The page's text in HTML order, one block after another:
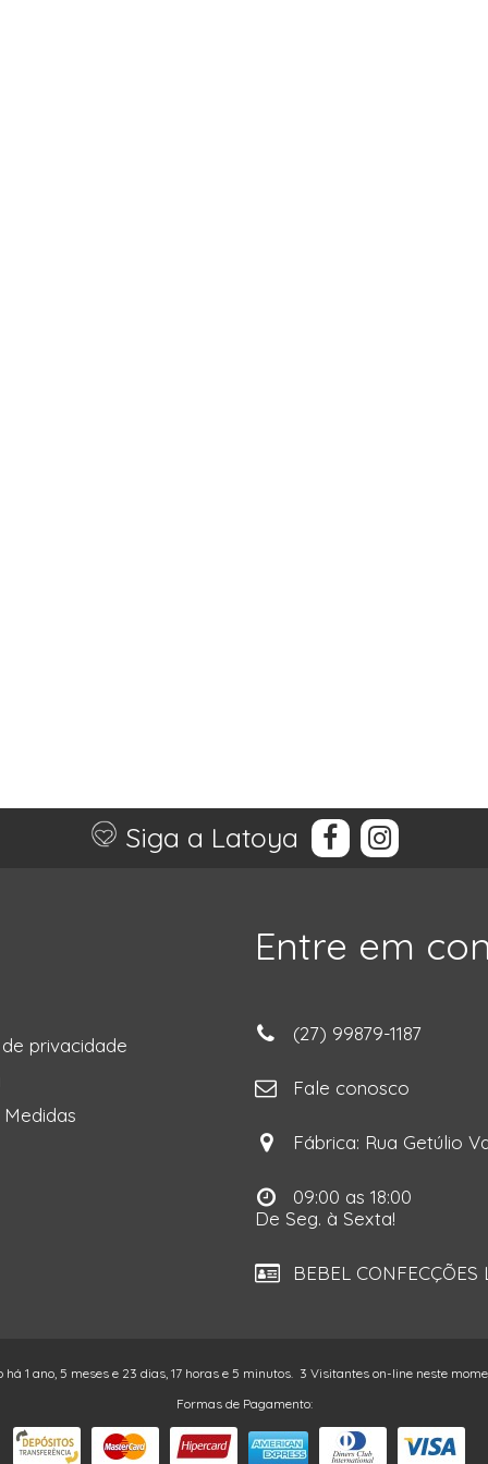
Siga a Latoya
privacidade
Medidas
Entre em
(27) 99879-1187
Fale conosco
Fábrica: Rua Getúlio
09:00 as 18:00
De Seg. à Sexta!
BEBEL
1 ano, 5 meses e 23 dias, 17 horas e 5 minutos. 3 Visitantes on-line neste
Formas de Pagamento: